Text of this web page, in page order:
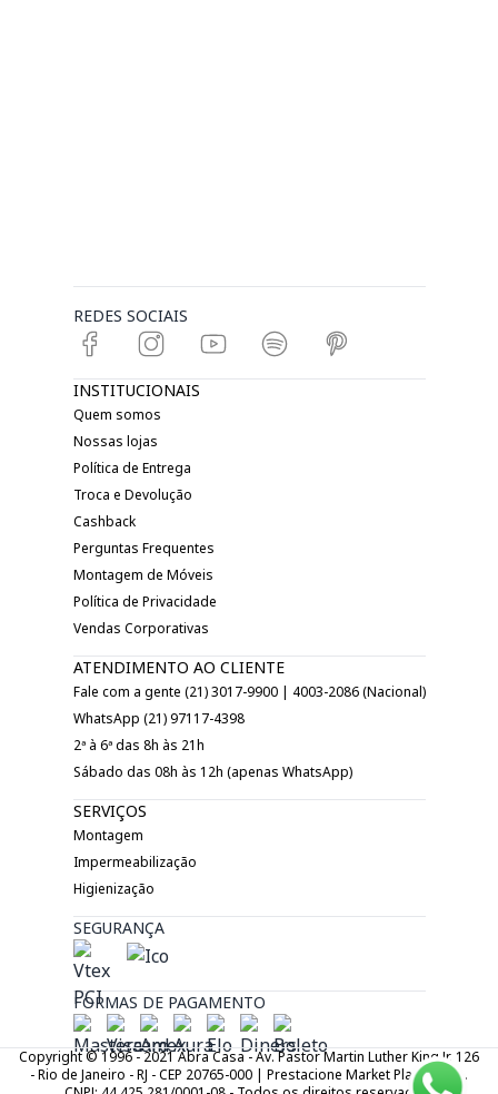
REDES SOCIAIS
INSTITUCIONAIS
Quem somos
Nossas lojas
Política de Entrega
Troca e Devolução
Cashback
Perguntas Frequentes
Montagem de Móveis
Política de Privacidade
Vendas Corporativas
ATENDIMENTO AO CLIENTE
Fale com a gente (21) 3017-9900 | 4003-2086 (Nacional)
WhatsApp (21) 97117-4398
2ª à 6ª das 8h às 21h
Sábado das 08h às 12h (apenas WhatsApp)
SERVIÇOS
Montagem
Impermeabilização
Higienização
SEGURANÇA
FORMAS DE PAGAMENTO
Copyright © 1996 - 2021 Abra Casa - Av. Pastor Martin Luther King Jr. 126
- Rio de Janeiro - RJ - CEP 20765-000 | Prestacione Market Place LTDA.